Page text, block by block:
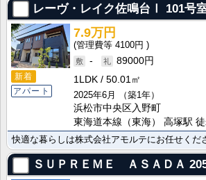
レーヴ・レイク佐鳴台Ⅰ 101号
新着
アパート
7.9万円
4100円
-
89000円
1LDK
50.01㎡
2025年6月
（築1年）
浜松市中央区入野町
東海道本線（東海） 高塚駅
ＳＵＰＲＥＭＥ ＡＳＡＤＡ